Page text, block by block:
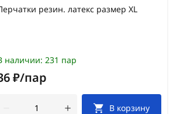
резин. латекс размер XL
наличии: 231 пар
₽/пар
В корзину